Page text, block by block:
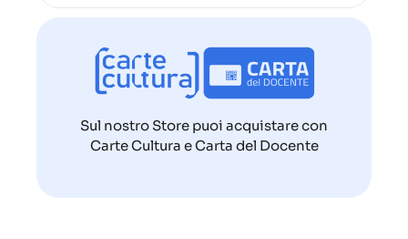
Sul nostro Store puoi acquistare con
Carte Cultura e Carta del Docente